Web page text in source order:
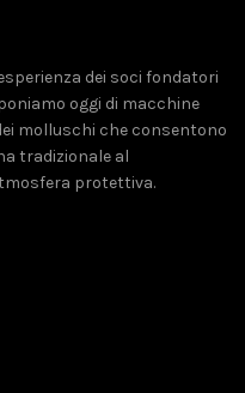
dei soci fondatori
oggi di macchine
molluschi che consentono
tradizionale al
protettiva.